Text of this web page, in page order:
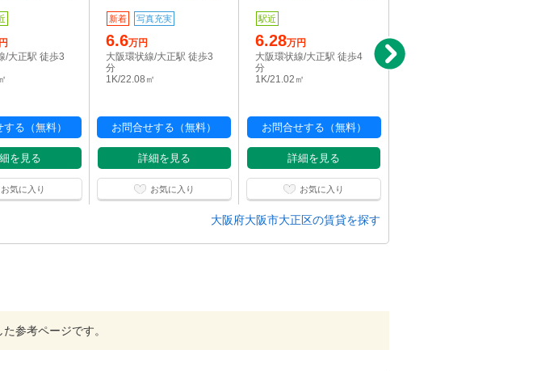
/大正駅 徒歩3
る（無料）
を見る
お気に入り
新着 写真充実
6.6万円
大阪環状線/大正駅 徒歩3
分
1K/22.08㎡
お問合せする（無料）
詳細を見る
お気に入り
駅近
6.28万円
大阪環状線/大正駅 徒歩4
分
1K/21.02㎡
お問合せする（無料）
詳細を見る
お気に入り
大阪環状線/大正駅 徒歩4
大阪府大阪市大正区の賃貸を探す
参考ページです。